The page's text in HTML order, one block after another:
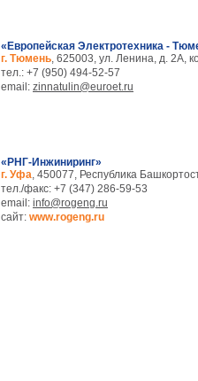
«Европейская Электротехника -
г. Тюмень, 625003, ул. Ленина, д. 2А,
тел.: +7 (950) 494-52-57
email: zinnatulin@euroet.ru
«РНГ-Инжиниринг»
г. Уфа, 450077, Республика
тел./факс: +7 (347) 286-59-53
email: info@rogeng.ru
сайт: www.rogeng.ru